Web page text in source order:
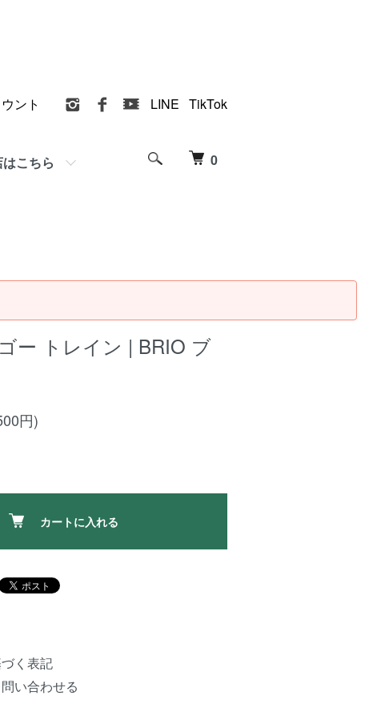
0
はこちら
ント LINE TikTok
ー トレイン | BRIO ブ
円)
カートに入れる
く表記
い合わせる